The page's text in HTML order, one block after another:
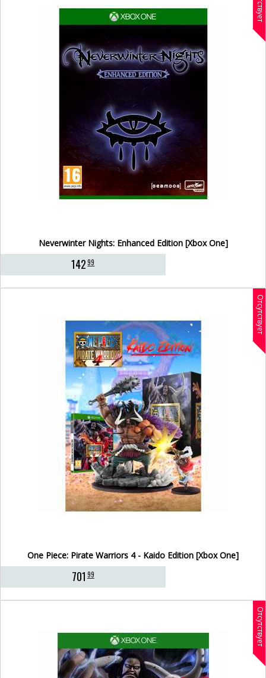
Neverwinter Nights: Enhanced Edition [Xbox One]
14299
Отсутствует
One Piece: Pirate Warriors 4 - Kaido Edition [Xbox One]
701 99
Отсутствует